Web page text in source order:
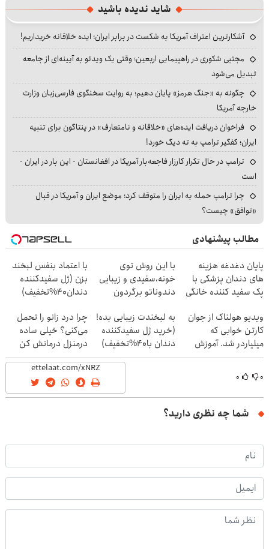
شاید ندیده باشید
آشکارترین اعتراف آمریکا به شکست در برابر ایران؛ ایده خلاقانه خریداریم!
مجتبی شکوری در راهپیمایی اربعین؛ وقتی یک ویدئو به آیینه‌ای از جامعه
تبدیل می‌شود
چگونه به «جنگ هرمز» پایان دهیم؛ به روایت سخنگوی فارسی‌زبان وزارت
خارجه آمریکا
فراخوان دریافت ایده‌های «خلاقانه و نامتعارف» در پنتاگون برای تنبیه
ایران؛ کفگیر ترامپ به ته دیگ خورد!
ترامپ در حال تکرار کارزار فاجعه‌بار آمریکا در افغانستان - این بار در ایران -
است
چرا ترامپ حمله به ایران را متوقف کرد؛ موضع ایران و آمریکا در قبال
«توافق» چیست؟
مطالب پیشنهادی
پایان دغدغه هزینه
های دندان پزشکی با
پک سفید کننده خانگی
با این روش توی
خونه،سفیدی و زیبایی
دندوناتو برگردون
با اعتماد بنفس لبخند
بزن (ژل سفیدکننده
دندان40%تخفیف)
ویدیو هولناک از جوان
کارتن خوابی که
میلیاردر شد. آموزش
رایگان
به لبخندت زیبایی بده!
(خرید ژل سفیدکننده
دندان با40%تخفیف)
چرا درد زانو را تحمل
می‌کنی؟ خیلی ساده
درمنزل درمانش کن
۰ ۰
شما چه نظری دارید؟